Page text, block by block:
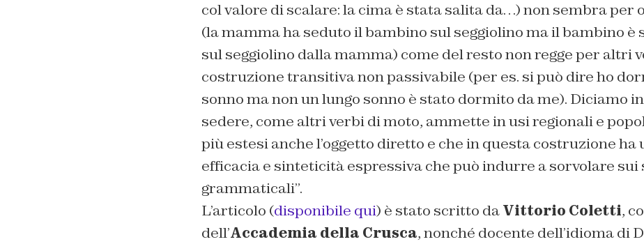
col valore di scalare: la cima è stata salita da…) non sembra per
(la mamma ha seduto il bambino sul seggiolino ma il bambino è
sul seggiolino dalla mamma) come del resto non regge per altri
costruzione transitiva non passivabile (per es. si può dire ho
sonno ma non un lungo sonno è stato dormito da me). Diciamo
sedere, come altri verbi di moto, ammette in usi regionali e
più estesi anche l’oggetto diretto e che in questa costruzione ha
efficacia e sinteticità espressiva che può indurre a sorvolare
grammaticali”.
L’articolo (disponibile qui) è stato scritto daVittorio Coletti,
dell’Accademia della Crusca, nonché docente dell’idioma di